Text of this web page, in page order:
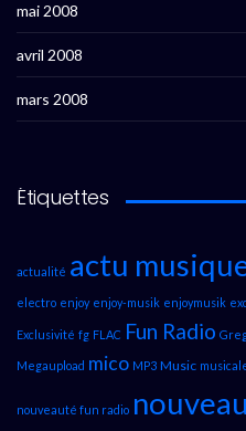
mai 2008
avril 2008
mars 2008
Étiquettes
actualité actu
electro enjoy enjoy-musik enjoymusik
Exclusivité fg FLAC Fun Radio
Megaupload mico MP3 Music
nouveauté fun radio